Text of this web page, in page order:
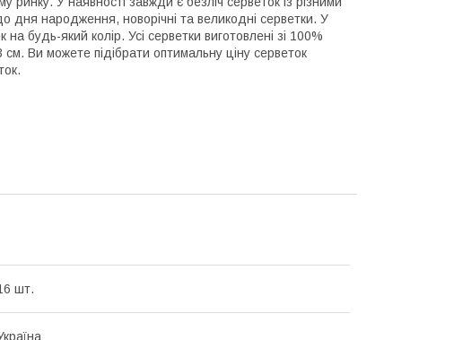
дня народження, новорічні та великодні серветки. У
будь-який колір. Усі серветки виготовлені зі 100%
Ви можете підібрати оптимальну ціну серветок
шт.